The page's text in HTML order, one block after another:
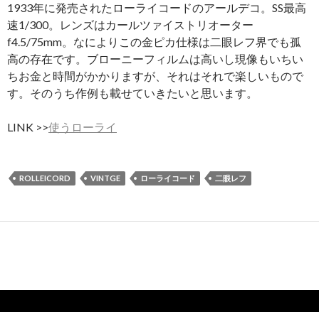
1933年に発売されたローライコードのアールデコ。SS最高
速1/300。レンズはカールツァイストリオーター
f4.5/75mm。なによりこの金ピカ仕様は二眼レフ界でも孤
高の存在です。ブローニーフィルムは高いし現像もいちい
ちお金と時間がかかりますが、それはそれで楽しいもので
す。そのうち作例も載せていきたいと思います。
LINK >>使うローライ
ROLLEICORD VINTGE ローライコード 二眼レフ